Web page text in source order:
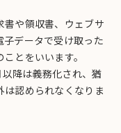
書や領収書、ウェブサ
子データで受け取った
とをいいます。
降は義務化され、猶
は認められなくなりま